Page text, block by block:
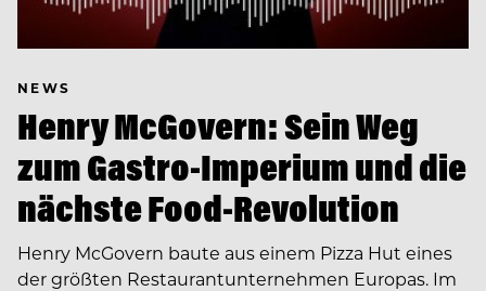
NEWS
Henry McGovern: Sein Weg
zum Gastro-Imperium und die
nächste Food-Revolution
Henry McGovern baute aus einem Pizza Hut eines
der größten Restaurantunternehmen Europas. Im